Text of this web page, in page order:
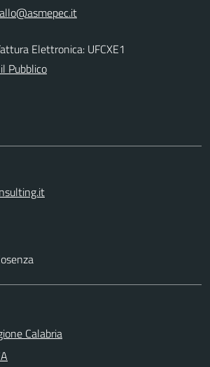
Elettronica: UFCXE1
Pubblico
Calabria